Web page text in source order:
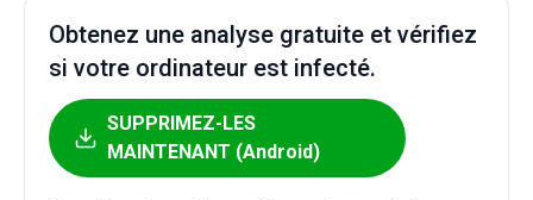
Obtenez une analyse gratuite et vérifiez
si votre ordinateur est infecté.
SUPPRIMEZ-LES
MAINTENANT (Android)